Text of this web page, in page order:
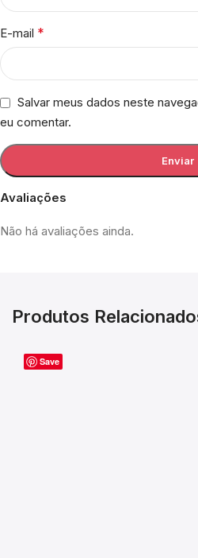
Avaliações
Não há avaliações ainda.
E-mail *
Salvar meus dados neste
eu comentar.
Produtos
Save